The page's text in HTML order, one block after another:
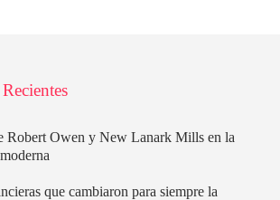
Robert Owen y New Lanark Mills en la
que cambiaron para siempre la